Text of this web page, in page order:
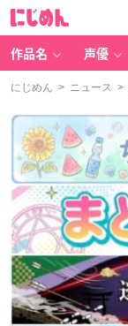
作品名 声優
にじめん > ニュース >